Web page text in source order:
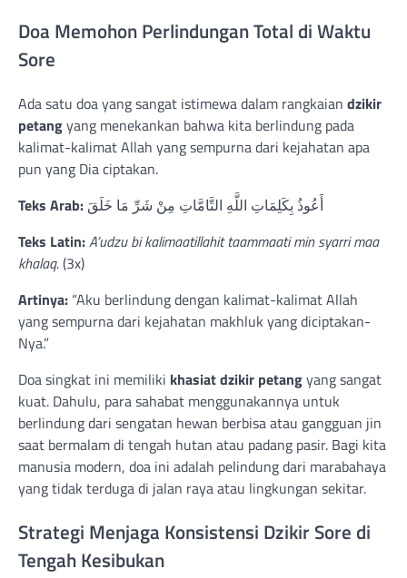
Doa Memohon Perlindungan Total di Waktu
Sore
Ada satu doa yang sangat istimewa dalam rangkaian dzikir
petangyang menekankan bahwa kita berlindung pada
kalimat-kalimat Allah yang sempurna dari kejahatan apa
pun yang Dia ciptakan.
Teks Arab: أَعُوذُ بِكَلِمَاتِ اللَّهِ التَّامَّاتِ مِنْ شَرِّ مَا خَلَقَ
Teks Latin:A’udzu bi kalimaatillahit taammaati min syarri maa
khalaq.(3x)
Artinya: “Aku berlindung dengan kalimat-kalimat Allah
yang sempurna dari kejahatan makhluk yang diciptakan-
Nya.”
Doa singkat ini memiliki khasiat dzikir petangyang sangat
kuat. Dahulu, para sahabat menggunakannya untuk
berlindung dari sengatan hewan berbisa atau gangguan jin
saat bermalam di tengah hutan atau padang pasir. Bagi kita
manusia modern, doa ini adalah pelindung dari marabahaya
yang tidak terduga di jalan raya atau lingkungan sekitar.
Strategi Menjaga Konsistensi Dzikir Sore di
Tengah Kesibukan